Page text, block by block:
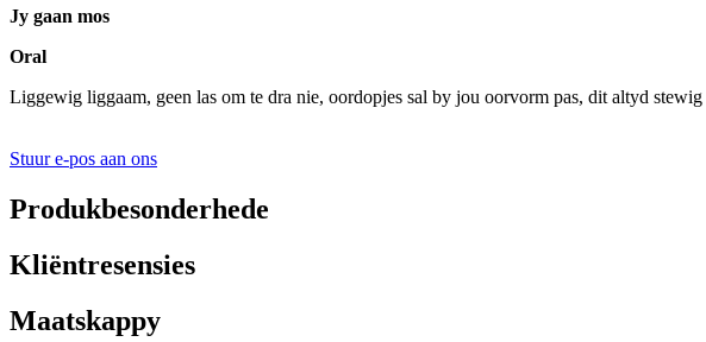
Jy gaan mos
Oral
Liggewig liggaam, geen las om te dra nie, oordopjes sal by jou oorvorm pas, dit altyd
Stuur e-pos aan ons
Produkbesonderhede
Kliëntresensies
Maatskappy